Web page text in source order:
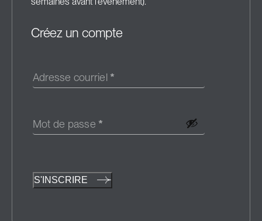
Créez un compte
Adresse courriel *
Mot de passe *
S'INSCRIRE